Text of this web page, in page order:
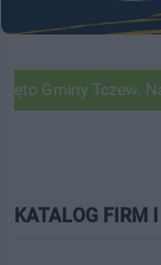
Tczew. Na
KATALOG FIRM